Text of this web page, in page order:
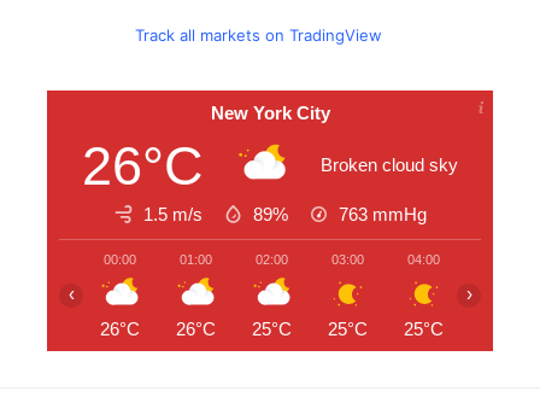
Track all markets on TradingView
New York City
26°C Broken cloud sky
1.5 m/s 89% 763 mmHg
00:00
26°C
01:00
26°C
02:00
25°C
03:00
25°C
04:00
25°C
‹ ›